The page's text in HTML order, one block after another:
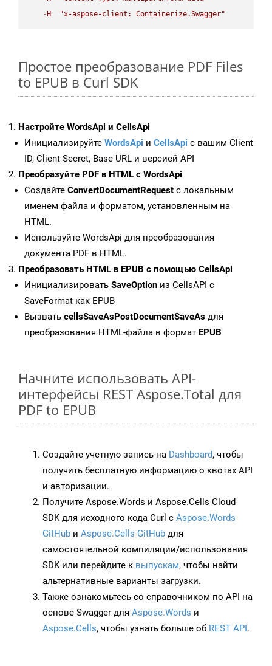
- H "x-aspose-client: Containerize.Swagger"
Простое преобразование PDF Files
to EPUB в Curl SDK
Настройте WordsApi и CellsApi
Инициализируйте WordsApi и CellsApi с вашим Client
ID, Client Secret, Base URL и версией API
Преобразуйте PDF в HTML с WordsApi
Создайте ConvertDocumentRequest с локальным
именем файла и форматом, установленным на
HTML.
Используйте WordsApi для преобразования
документа PDF в HTML.
Преобразовать HTML в EPUB с помощью CellsApi
Инициализировать SaveOption из CellsAPI с
SaveFormat как EPUB
Вызвать cellsSaveAsPostDocumentSaveAs для
преобразования HTML-файла в формат EPUB
Начните использовать API-
интерфейсы REST Aspose.Total для
PDF to EPUB
Создайте учетную запись на Dashboard, чтобы
получить бесплатную информацию о квотах API
и авторизации.
Получите Aspose.Words и Aspose.Cells Cloud
SDK для исходного кода Curl с Aspose.Words
GitHub и Aspose.Cells GitHub для
самостоятельной компиляции/использования
SDK или перейдите к выпускам, чтобы найти
альтернативные варианты загрузки.
Также ознакомьтесь со справочником по API на
основе Swagger для Aspose.Words и
Aspose.Cells, чтобы узнать больше об REST API.